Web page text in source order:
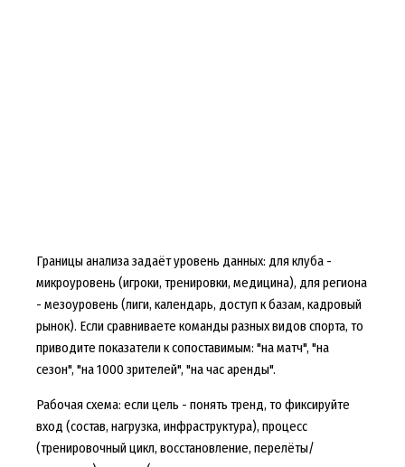
Границы анализа задаёт уровень данных: для клуба -
микроуровень (игроки, тренировки, медицина), для региона
- мезоуровень (лиги, календарь, доступ к базам, кадровый
рынок). Если сравниваете команды разных видов спорта, то
приводите показатели к сопоставимым: "на матч", "на
сезон", "на 1000 зрителей", "на час аренды".
Рабочая схема: если цель - понять тренд, то фиксируйте
вход (состав, нагрузка, инфраструктура), процесс
(тренировочный цикл, восстановление, перелёты/